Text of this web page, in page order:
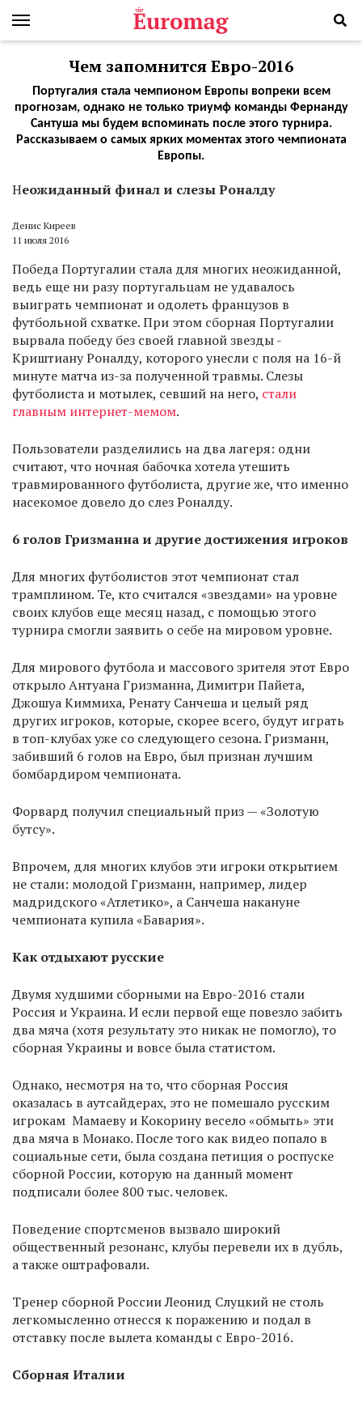
Чем запомнится Евро-2016
Португалия стала чемпионом Европы вопреки всем
прогнозам, однако не только триумф команды Фернанду
Сантуша мы будем вспоминать после этого турнира.
Рассказываем о самых ярких моментах этого чемпионата
Европы.
Неожиданный финал и слезы Роналду
Денис Киреев
11 июля 2016
Победа Португалии стала для многих неожиданной,
ведь еще ни разу португальцам не удавалось
выиграть чемпионат и одолеть французов в
футбольной схватке. При этом сборная Португалии
вырвала победу без своей главной звезды -
Криштиану Роналду, которого унесли с поля на 16-й
минуте матча из-за полученной травмы. Слезы
футболиста и мотылек, севший на него, стали
главным интернет-мемом.
Пользователи разделились на два лагеря: одни
считают, что ночная бабочка хотела утешить
травмированного футболиста, другие же, что именно
насекомое довело до слез Роналду.
6 голов Гризманна и другие достижения игроков
Для многих футболистов этот чемпионат стал
трамплином. Те, кто считался «звездами» на уровне
своих клубов еще месяц назад, с помощью этого
турнира смогли заявить о себе на мировом уровне.
Для мирового футбола и массового зрителя этот Евро
открыло Антуана Гризманна, Димитри Пайета,
Джошуа Киммиха, Ренату Санчеша и целый ряд
других игроков, которые, скорее всего, будут играть
в топ-клубах уже со следующего сезона. Гризманн,
забивший 6 голов на Евро, был признан лучшим
бомбардиром чемпионата.
Форвард получил специальный приз — «Золотую
бутсу».
Впрочем, для многих клубов эти игроки открытием
не стали: молодой Гризманн, например, лидер
мадридского «Атлетико», а Санчеша накануне
чемпионата купила «Бавария».
Как отдыхают русские
Двумя худшими сборными на Евро-2016 стали
Россия и Украина. И если первой еще повезло забить
два мяча (хотя результату это никак не помогло), то
сборная Украины и вовсе была статистом.
Однако, несмотря на то, что сборная Россия
оказалась в аутсайдерах, это не помешало русским
игрокам Мамаеву и Кокорину весело «обмыть» эти
два мяча в Монако. После того как видео попало в
социальные сети, была создана петиция о роспуске
сборной России, которую на данный момент
подписали более 800 тыс. человек.
Поведение спортсменов вызвало широкий
общественный резонанс, клубы перевели их в дубль,
а также оштрафовали.
Тренер сборной России Леонид Слуцкий не столь
легкомысленно отнесся к поражению и подал в
отставку после вылета команды с Евро-2016.
Сборная Италии